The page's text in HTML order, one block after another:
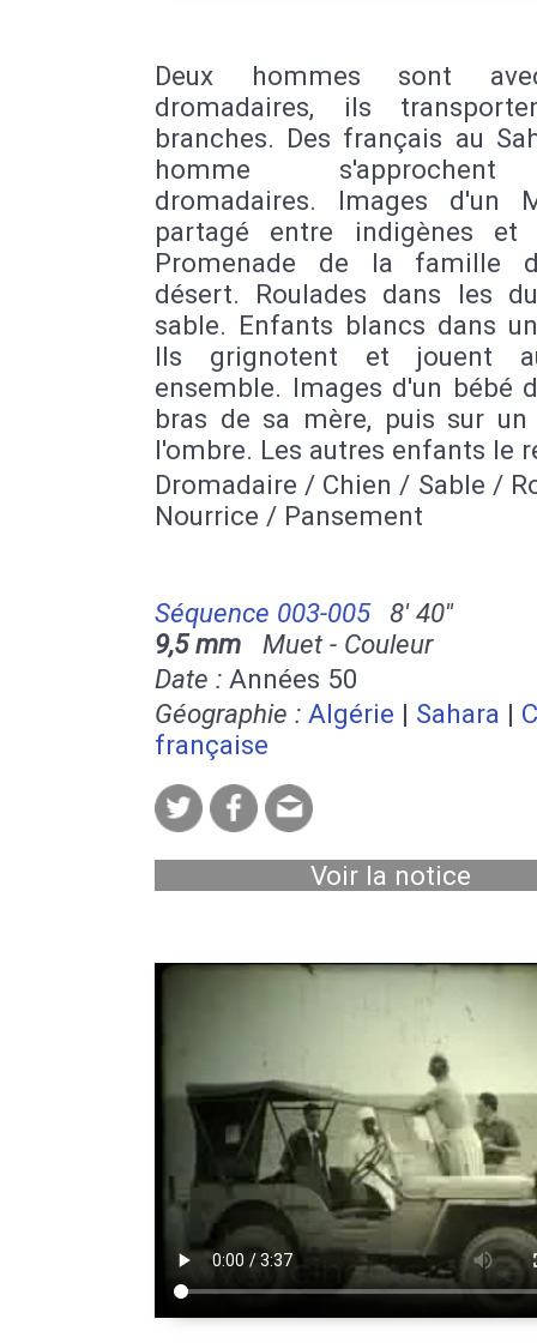
Deux hommes sont
dromadaires, ils
branches. Des français au
homme
dromadaires. Images d'un
partagé entre indigènes et
Promenade de la famille
désert. Roulades dans les
sable. Enfants blancs dans
Ils grignotent et jouent
ensemble. Images d'un bébé
bras de sa mère, puis sur
l'ombre. Les autres enfants le
Dromadaire / Chien / Sable /
Nourrice / Pansement
Séquence 003-005
8' 40''
9,5 mm Muet - Couleur
Date : Années 50
Géographie : Algérie | Sahara |
française
Voir la notice